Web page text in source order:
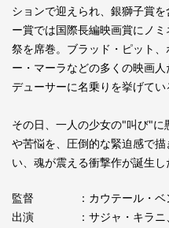
ションで迎えられ、銀獅子賞
ー賞では国際長編映画賞にノ
祭を席巻。ブラッド・ピット
ー・マーラなどの多くの映画
デューサーに名乗りを挙げてい
その日、一人の少女の"叫び"
や苦悩を、圧倒的な緊迫感で
い、魂が震える衝撃作が誕生し
監督
：カウテール・
出演
：サジャ・キラ